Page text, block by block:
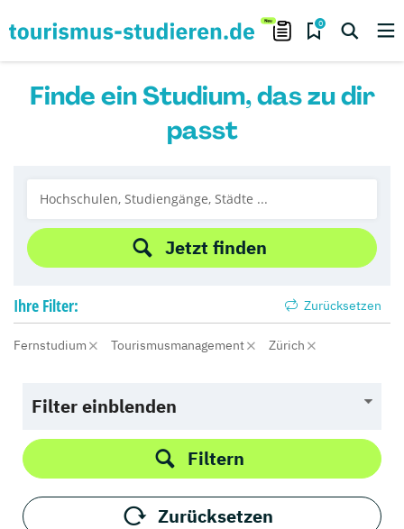
0
Finde ein Studium, das zu dir
passt
Jetzt finden
Ihre Filter: Zurücksetzen
Fernstudium Tourismusmanagement Zürich
Filter einblenden
Filtern
Zurücksetzen